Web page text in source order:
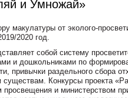
и Умножай»
макулатуры от эколого-
2020 год.
собой систему
и дошкольниками по
привычки раздельного сбора
Конкурсы проекта
и министерством